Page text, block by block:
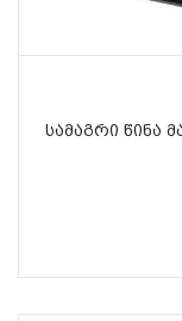
ᲡᲐᲛᲐᲒᲠᲘ ᲬᲘᲜᲐ